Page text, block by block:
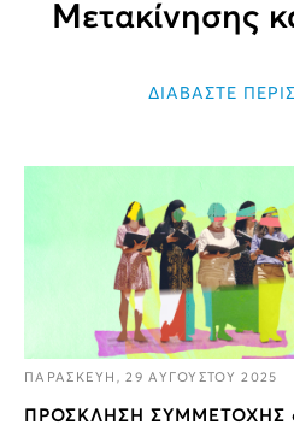
Μετακίνησης
ΔΙΑΒΑΣΤΕ
ΠΑΡΑΣΚΕΥΗ, 29 ΑΥΓΟΥΣΤΟΥ 2025
ΠΡΟΣΚΛΗΣΗ ΣΥΜΜΕΤΟΧΗΣ